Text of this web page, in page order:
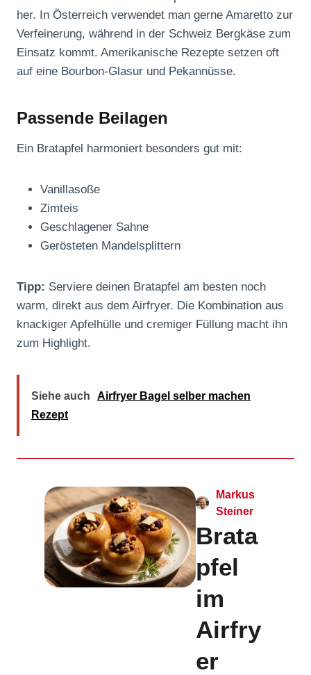
her. In Österreich verwendet man gerne Amaretto zur
Verfeinerung, während in der Schweiz Bergkäse zum
Einsatz kommt. Amerikanische Rezepte setzen oft
auf eine Bourbon-Glasur und Pekannüsse.
Passende Beilagen
Ein Bratapfel harmoniert besonders gut mit:
Vanillasoße
Zimteis
Geschlagener Sahne
Gerösteten Mandelsplittern
Tipp: Serviere deinen Bratapfel am besten noch
warm, direkt aus dem Airfryer. Die Kombination aus
knackiger Apfelhülle und cremiger Füllung macht ihn
zum Highlight.
Siehe auch
Airfryer Bagel selber machen
Rezept
Markus
Steiner
Brata
pfel
im
Airfry
er